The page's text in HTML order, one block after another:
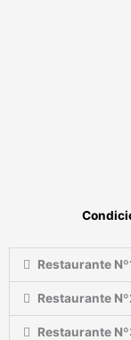
Restaurante
Restaurante
Restaurante